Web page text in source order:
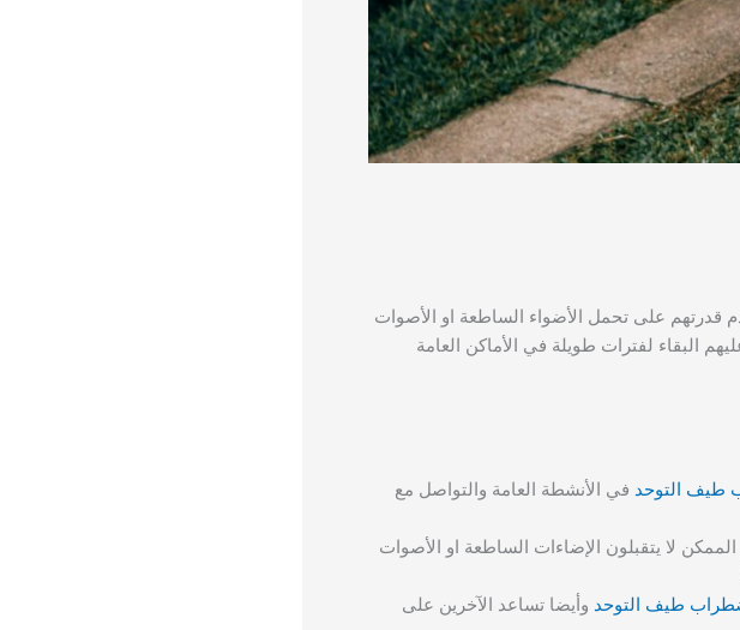
قدرتهم على تحمل الأضواء الساطعة او الأصوات
البقاء لفترات طويلة في الأماكن العامة
طيف التوحد في الأنشطة العامة والتواصل مع
لا يتقبلون الإضاءات الساطعة او الأصوات
طيف التوحد وأيضا تساعد الآخرين على